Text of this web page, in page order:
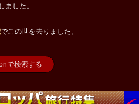
ました。
でこの世を去りました。
で検索する